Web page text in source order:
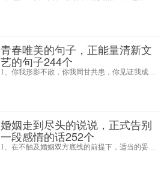
青春唯美的句子，正能量清新文
艺的句子244个
婚姻走到尽头的说说，正式告别
一段感情的话252个